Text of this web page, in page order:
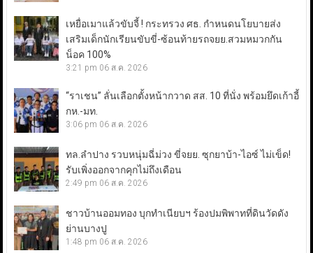
เหยื่อเมาแล้วขับจี้ ! กระทรวง ศธ. กำหนดนโยบายส่ง
เสริมเด็กนักเรียนขับขี่-ซ้อนท้ายรถจยย.สวมหมวกกัน
น็อค 100%
3:21 pm 06 ส.ค. 2026
“ราเชน” ลั่นเลือกตั้งหน้ากวาด สส. 10 ที่นั่ง พร้อมยึดเก้าอี้
กห.-มท.
3:06 pm 06 ส.ค. 2026
ทล.ลำปาง รวบหนุ่มฉี่ม่วง ขี่จยย. ซุกยาบ้า-ไอซ์ ไม่เข็ด!
รับเพิ่งออกจากคุกไม่ถึงเดือน
2:49 pm 06 ส.ค. 2026
ชาวบ้านออมทอง บุกทำเนียบฯ ร้องปมพิพาทที่ดินวัดดัง
ย่านบางปู
1:48 pm 06 ส.ค. 2026